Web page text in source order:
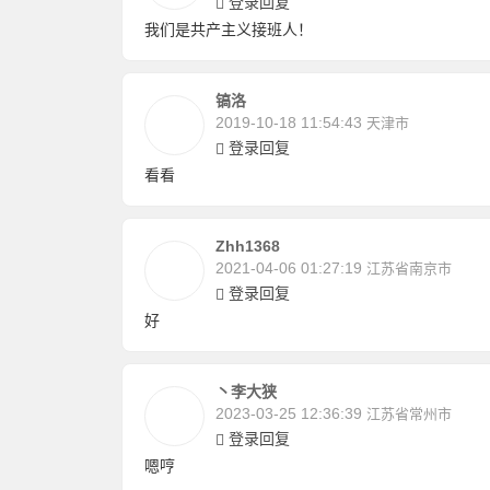
我们是共产主义接班人！
镐洛
2019-10-18 11:54:43 天津市
登录回复
看看
Zhh1368
2021-04-06 01:27:19 江苏省南京市
登录回复
好
丶李大狭
2023-03-25 12:36:39 江苏省常州市
登录回复
嗯哼